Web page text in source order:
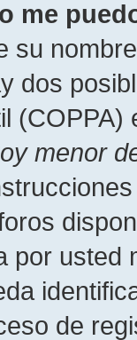
me
su
dos
menor
por usted
de